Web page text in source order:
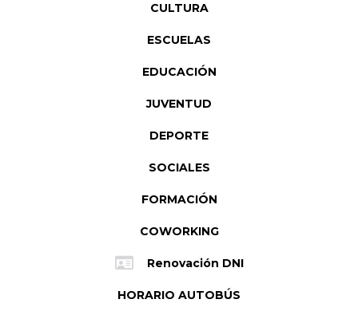
CULTURA
ESCUELAS
EDUCACIÓN
JUVENTUD
DEPORTE
SOCIALES
FORMACIÓN
COWORKING
Renovación DNI
HORARIO AUTOBÚS